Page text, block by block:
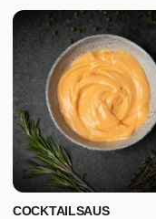
COCKTAILSAUS